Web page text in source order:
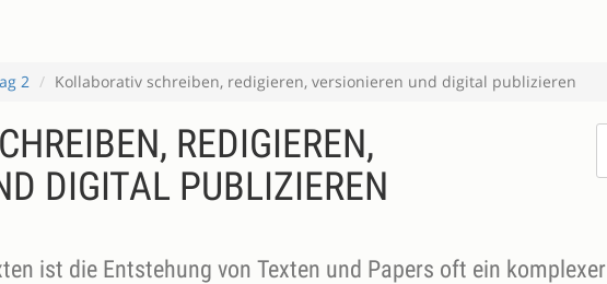
2 Kollaborativ schreiben, redigieren, versionieren und digital publizieren
REDIGIEREN,
DIGITAL PUBLIZIEREN
ist die Entstehung von Texten und Papers oft ein komplexer